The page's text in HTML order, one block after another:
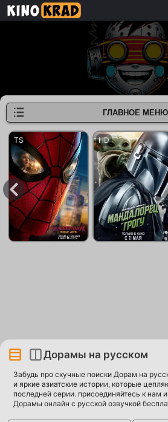
Дорамы на русском
Забудь про скучные поиски Дорам на
и яркие азиатские истории, которые
последней серии. присоединяйтесь к нам
Дорамы онлайн с русской озвучкой
ГЛАВНОЕ МЕНЮ